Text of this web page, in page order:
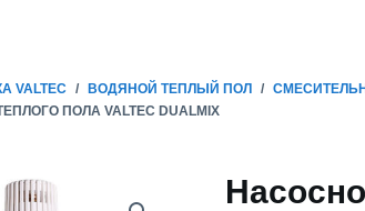
VALTEC / ВОДЯНОЙ ТЕПЛЫЙ ПОЛ /
ПОЛА VALTEC DUALMIX